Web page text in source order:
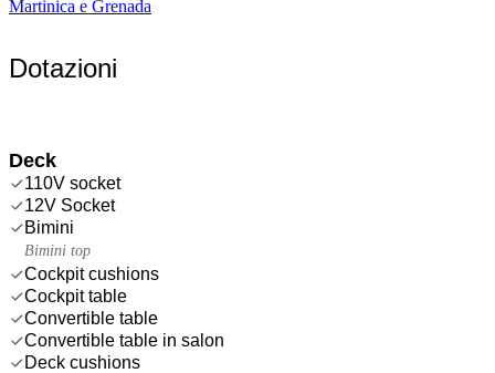
Martinica e Grenada
Dotazioni
Deck
110V socket
12V Socket
Bimini
Bimini top
Cockpit cushions
Cockpit table
Convertible table
Convertible table in salon
Deck cushions